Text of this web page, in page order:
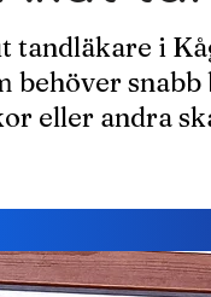
tandläkare i
behöver
eller andra